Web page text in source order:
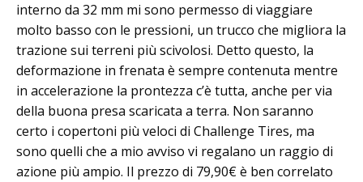
interno da 32 mm mi sono permesso di viaggiare
molto basso con le pressioni, un trucco che migliora la
trazione sui terreni più scivolosi. Detto questo, la
deformazione in frenata è sempre contenuta mentre
in accelerazione la prontezza c’è tutta, anche per via
della buona presa scaricata a terra. Non saranno
certo i copertoni più veloci di Challenge Tires, ma
sono quelli che a mio avviso vi regalano un raggio di
azione più ampio. Il prezzo di 79,90€ è ben correlato